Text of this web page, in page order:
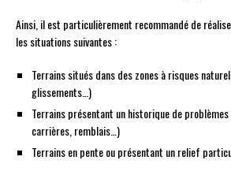
Ainsi, il est particulièrement recommandé de
les situations suivantes :
Terrains situés dans des zones à risques
glissements…)
Terrains présentant un historique de
carrières, remblais…)
Terrains en pente ou présentant un relief